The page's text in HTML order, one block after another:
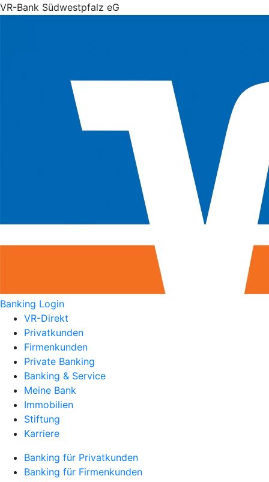
VR-Bank Südwestpfalz eG
Banking Login
VR-Direkt
Privatkunden
Firmenkunden
Private Banking
Banking & Service
Meine Bank
Immobilien
Stiftung
Karriere
Banking für Privatkunden
Banking für Firmenkunden